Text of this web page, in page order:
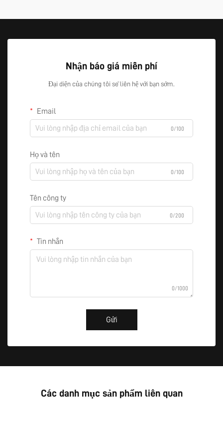
Nhận báo giá miễn phí
Đại diện của chúng tôi sẽ liên hệ với bạn sớm.
Email
0/100
Họ và tên
0/100
Tên công ty
0/200
Tin nhắn
0/1000
Gửi
Các danh mục sản phẩm liên quan